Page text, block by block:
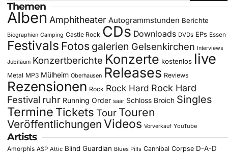
Themen
Alben Amphitheater Autogrammstunden Berichte
Biographien Camping Castle Rock CDs Downloads DVDs EPs Essen
Festivals Fotos galerien Gelsenkirchen Interviews
Jubiläum Konzertberichte Konzerte kostenlos live
Metal MP3 Mülheim Oberhausen Releases Reviews
Rezensionen Rock Rock Hard Rock Hard
Festival ruhr Running Order saar Schloss Broich Singles
Termine Tickets Tour Touren
Veröffentlichungen Videos Vorverkauf YouTube
Artists
Amorphis ASP Attic Blind Guardian Blues Pills Cannibal Corpse D-A-D